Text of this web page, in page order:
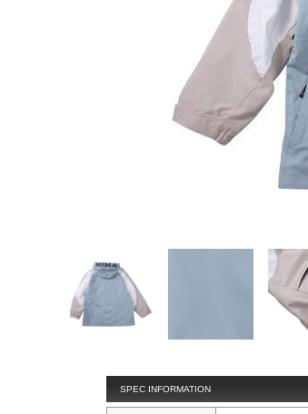
SPEC INFORMATION